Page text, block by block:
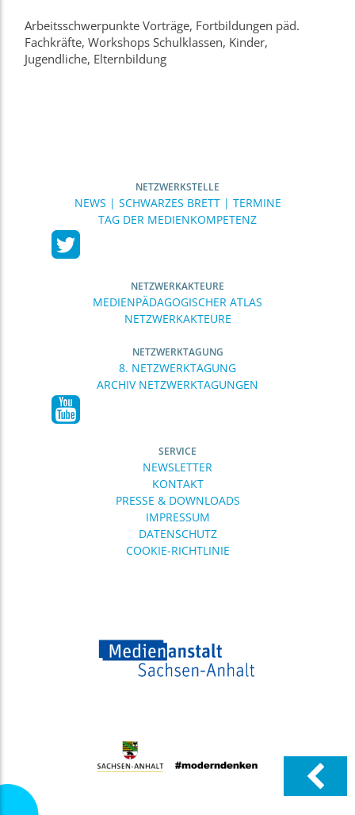
Arbeitsschwerpunkte Vorträge, Fortbildungen päd.
Fachkräfte, Workshops Schulklassen, Kinder,
Jugendliche, Elternbildung
NETZWERKSTELLE
NEWS | SCHWARZES BRETT | TERMINE
TAG DER MEDIENKOMPETENZ
NETZWERKAKTEURE
MEDIENPÄDAGOGISCHER ATLAS
NETZWERKAKTEURE
NETZWERKTAGUNG
8. NETZWERKTAGUNG
ARCHIV NETZWERKTAGUNGEN
SERVICE
NEWSLETTER
KONTAKT
PRESSE & DOWNLOADS
IMPRESSUM
DATENSCHUTZ
COOKIE-RICHTLINIE